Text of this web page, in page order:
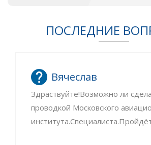
ПОСЛЕДНИЕ
Вячеслав
Здраствуйте!Возможно ли
проводкой Московского